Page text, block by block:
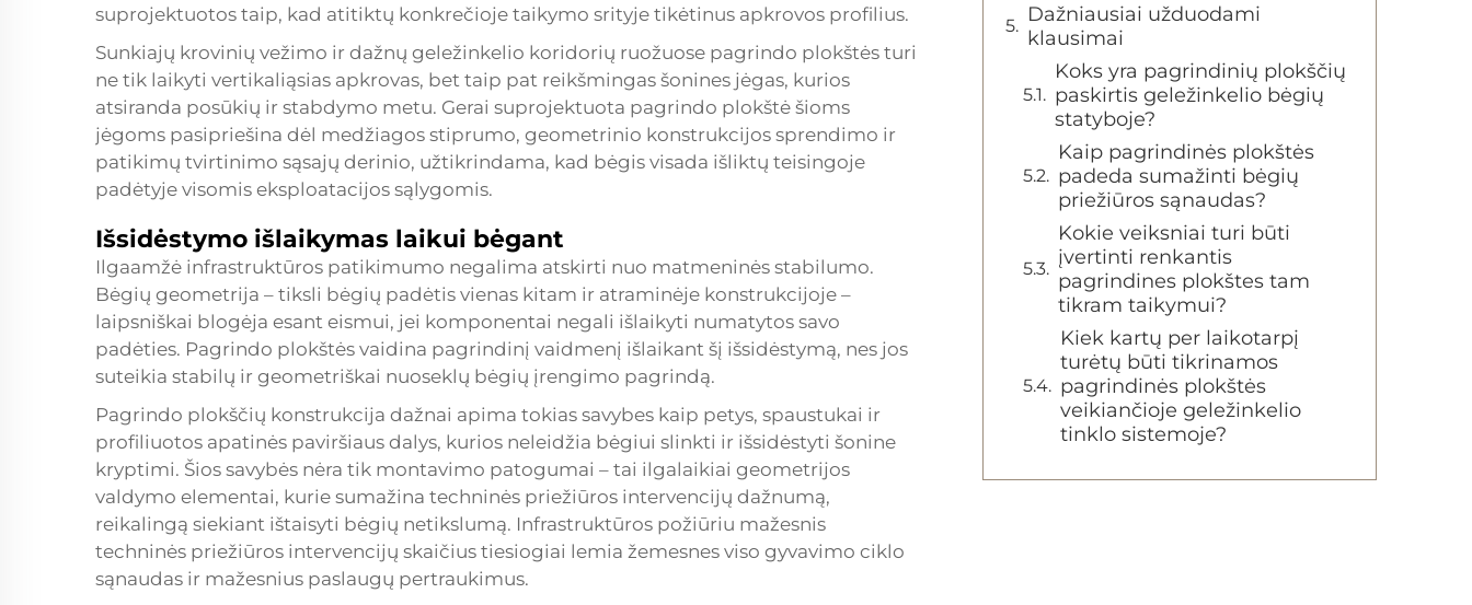
suprojektuotos taip, kad atitiktų konkrečioje taikymo srityje tikėtinus apkrovos profilius.
Sunkiajų krovinių vežimo ir dažnų geležinkelio koridorių ruožuose pagrindo plokštės turi
ne tik laikyti vertikaliąsias apkrovas, bet taip pat reikšmingas šonines jėgas, kurios
atsiranda posūkių ir stabdymo metu. Gerai suprojektuota pagrindo plokštė šioms
jėgoms pasipriešina dėl medžiagos stiprumo, geometrinio konstrukcijos sprendimo ir
patikimų tvirtinimo sąsajų derinio, užtikrindama, kad bėgis visada išliktų teisingoje
padėtyje visomis eksploatacijos sąlygomis.
Išsidėstymo išlaikymas laikui bėgant
Ilgaamžė infrastruktūros patikimumo negalima atskirti nuo matmeninės stabilumo.
Bėgių geometrija – tiksli bėgių padėtis vienas kitam ir atraminėje konstrukcijoje –
laipsniškai blogėja esant eismui, jei komponentai negali išlaikyti numatytos savo
padėties. Pagrindo plokštės vaidina pagrindinį vaidmenį išlaikant šį išsidėstymą, nes jos
suteikia stabilų ir geometriškai nuoseklų bėgių įrengimo pagrindą.
Pagrindo plokščių konstrukcija dažnai apima tokias savybes kaip petys, spaustukai ir
profiliuotos apatinės paviršiaus dalys, kurios neleidžia bėgiui slinkti ir išsidėstyti šonine
kryptimi. Šios savybės nėra tik montavimo patogumai – tai ilgalaikiai geometrijos
valdymo elementai, kurie sumažina techninės priežiūros intervencijų dažnumą,
reikalingą siekiant ištaisyti bėgių netikslumą. Infrastruktūros požiūriu mažesnis
techninės priežiūros intervencijų skaičius tiesiogiai lemia žemesnes viso gyvavimo ciklo
sąnaudas ir mažesnius paslaugų pertraukimus.
Dažniausiai užduodami
klausimai
Koks yra pagrindinių plokščių
paskirtis geležinkelio bėgių
statyboje?
Kaip pagrindinės plokštės
padeda sumažinti bėgių
priežiūros sąnaudas?
Kokie veiksniai turi būti
įvertinti renkantis
pagrindines plokštes tam
tikram taikymui?
Kiek kartų per laikotarpį
turėtų būti tikrinamos
pagrindinės plokštės
veikiančioje geležinkelio
tinklo sistemoje?